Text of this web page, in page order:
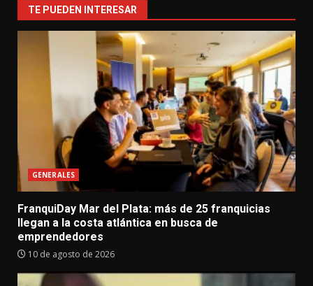
TE PUEDEN INTERESAR
GENERALES
FranquiDay Mar del Plata: más de 25 franquicias
llegan a la costa atlántica en busca de
emprendedores
10 de agosto de 2026